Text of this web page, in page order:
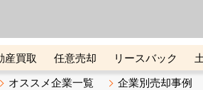
産買取 任意売却 リースバック
ト不動産カンパニー オンライン講座
オススメ企業一覧 企業別売却事例